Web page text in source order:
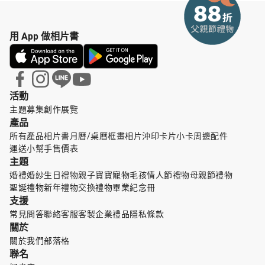
活動
主題募集創作展覽
產品
所有產品相片書月曆/桌曆框畫相片沖印卡片小卡周邊配件
運送小幫手售價表
主題
婚禮婚紗生日禮物親子寶寶寵物毛孩情人節禮物母親節禮物
聖誕禮物新年禮物交換禮物畢業紀念冊
支援
常見問答聯絡客服客製企業禮品隱私條款
關於
關於我們部落格
聯名
用 App 做相片書